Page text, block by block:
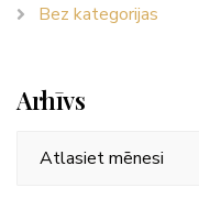
Bez kategorijas
Arhīvs